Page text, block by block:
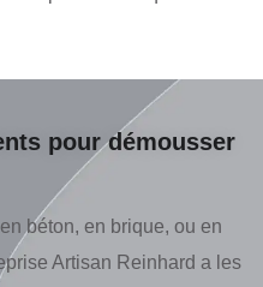
pour démousser
béton, en brique, ou en
Artisan Reinhard a les